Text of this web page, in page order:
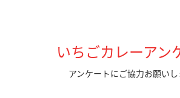
いちごカレーアン
アンケートにご協力お願いし